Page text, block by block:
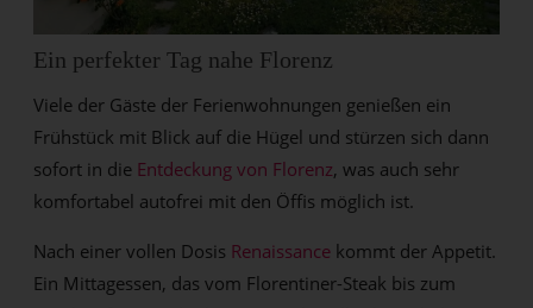
Ein perfekter Tag nahe Florenz
Viele der Gäste der Ferienwohnungen genießen ein
Frühstück mit Blick auf die Hügel und stürzen sich dann
sofort in die Entdeckung von Florenz, was auch sehr
komfortabel autofrei mit den Öffis möglich ist.
Nach einer vollen Dosis Renaissance kommt der Appetit.
Ein Mittagessen, das vom Florentiner-Steak bis zum